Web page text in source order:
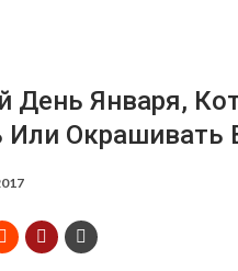
День Января,
Или Окрашивать